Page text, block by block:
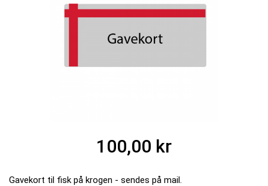
100,00 kr
Gavekort til fisk på krogen - sendes på mail.